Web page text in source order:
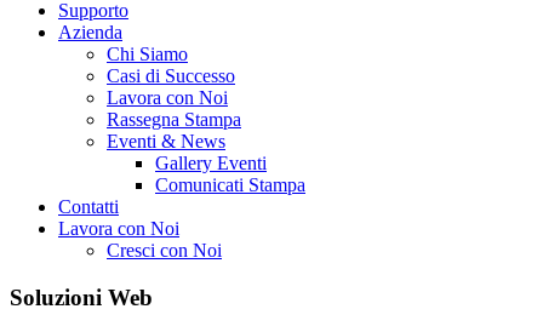
Supporto
Azienda
Chi Siamo
Casi di Successo
Lavora con Noi
Rassegna Stampa
Eventi & News
Gallery Eventi
Comunicati Stampa
Contatti
Lavora con Noi
Cresci con Noi
Soluzioni Web